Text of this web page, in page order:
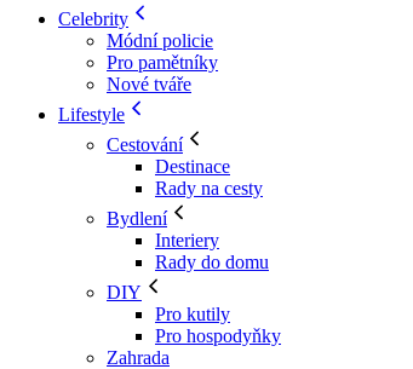
Celebrity
Módní policie
Pro pamětníky
Nové tváře
Lifestyle
Cestování
Destinace
Rady na cesty
Bydlení
Interiery
Rady do domu
DIY
Pro kutily
Pro hospodyňky
Zahrada